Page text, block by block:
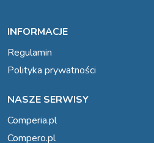
INFORMACJE
Regulamin
Polityka prywatności
NASZE SERWISY
Comperia.pl
Compero.pl